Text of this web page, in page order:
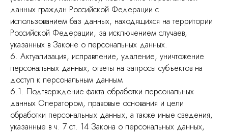
данных граждан Российской Федерации с
использованием баз данных, находящихся на территории
Российской Федерации, за исключением случаев,
указанных в Законе о персональных данных.
6. Актуализация, исправление, удаление, уничтожение
персональных данных, ответы на запросы субъектов на
доступ к персональным данным
6.1. Подтверждение факта обработки персональных
данных Оператором, правовые основания и цели
обработки персональных данных, а также иные сведения,
указанные в ч. 7 ст. 14 Закона о персональных данных,